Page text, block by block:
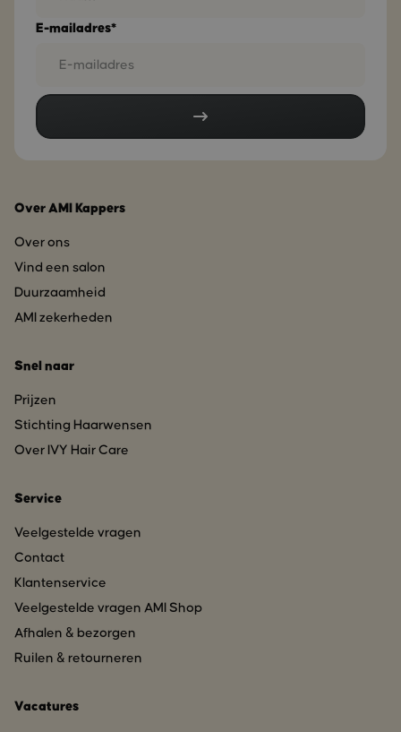
E-mailadres*
Over AMI Kappers
Over ons
Vind een salon
Duurzaamheid
AMI zekerheden
Snel naar
Prijzen
Stichting Haarwensen
Over IVY Hair Care
Service
Veelgestelde vragen
Contact
Klantenservice
Veelgestelde vragen AMI Shop
Afhalen & bezorgen
Ruilen & retourneren
Vacatures